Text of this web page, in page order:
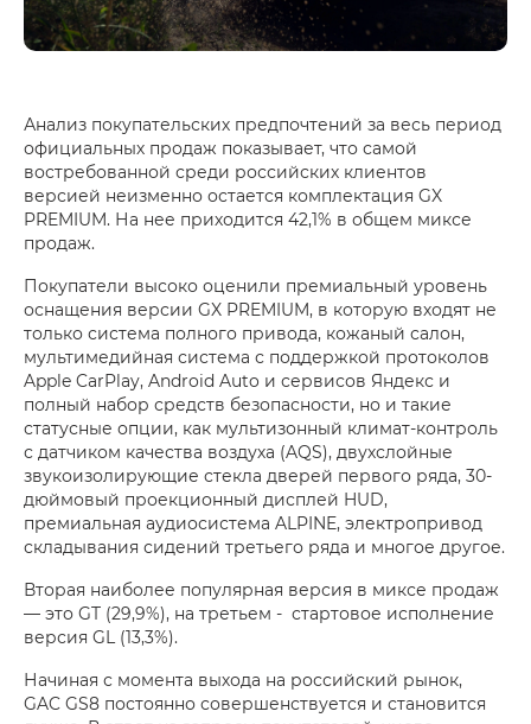
Анализ покупательских предпочтений за весь период
официальных продаж показывает, что самой
востребованной среди российских клиентов
версией неизменно остается комплектация GX
PREMIUM. На нее приходится 42,1% в общем миксе
продаж.
Покупатели высоко оценили премиальный уровень
оснащения версии GX PREMIUM, в которую входят не
только система полного привода, кожаный салон,
мультимедийная система с поддержкой протоколов
Apple CarPlay, Android Auto и сервисов Яндекс и
полный набор средств безопасности, но и такие
статусные опции, как мультизонный климат-контроль
с датчиком качества воздуха (AQS), двухслойные
звукоизолирующие стекла дверей первого ряда, 30-
дюймовый проекционный дисплей HUD,
премиальная аудиосистема ALPINE, электропривод
складывания сидений третьего ряда и многое другое.
Вторая наиболее популярная версия в миксе продаж
— это GT (29,9%), на третьем - стартовое исполнение
версия GL (13,3%).
Начиная с момента выхода на российский рынок,
GAC GS8 постоянно совершенствуется и становится